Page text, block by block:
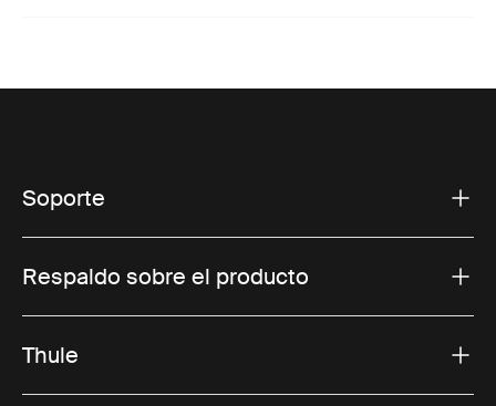
Soporte
Respaldo sobre el producto
Thule